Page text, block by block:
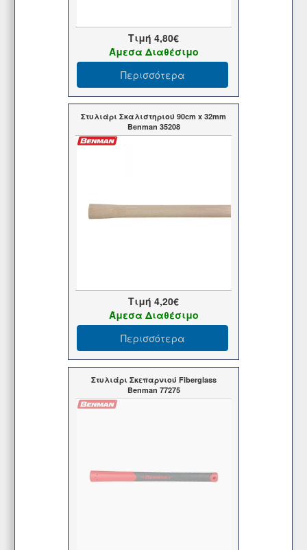
Τιμή 4,80€
Άμεσα Διαθέσιμο
Περισσότερα
Στυλιάρι Σκαλιστηριού 90cm x 32mm
Benman 35208
Τιμή 4,20€
Άμεσα Διαθέσιμο
Περισσότερα
Στυλιάρι Σκεπαρνιού Fiberglass
Benman 77275